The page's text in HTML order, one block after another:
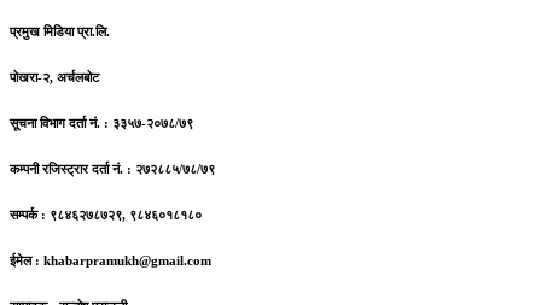
प्रमुख मिडिया प्रा.लि.
पोखरा-२, अर्चलबोट
सूचना विभाग दर्ता नं. : ३३५७-२०७८/७९
कम्पनी रजिस्ट्रार दर्ता नं. : २७२८८५/७८/७९
सम्पर्क : ९८४६२७८७२९, ९८४६०१८१८०
ईमेल : khabarpramukh@gmail.com